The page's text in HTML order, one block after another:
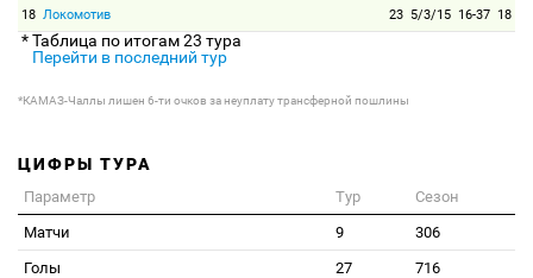
18 Локомотив 23 5/3/15 16-37 18
* Таблица по итогам 23 тура
Перейти в последний тур
*КАМАЗ-Чаллы лишен 6-ти очков за неуплату трансферной пошлины
ЦИФРЫ ТУРА
Параметр Тур
Сезон
Матчи
9
306
Голы
27
716